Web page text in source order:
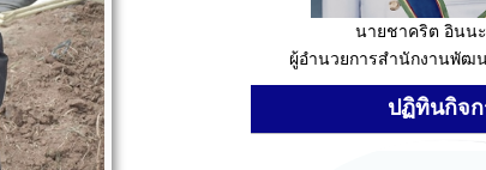
นายชาคริต อินน
ผู้อำนวยการสำนักงานพัฒ
ปฏิทินกิจก